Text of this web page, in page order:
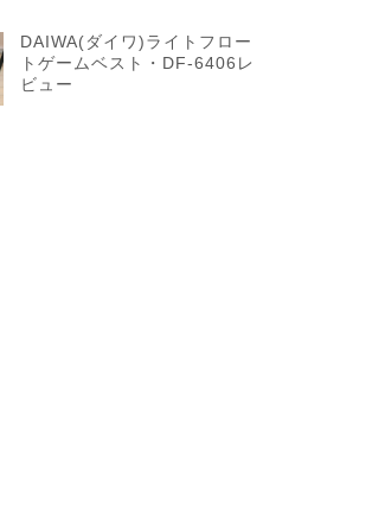
DAIWA(ダイワ)ライトフロー
トゲームベスト・DF-6406レ
ビュー